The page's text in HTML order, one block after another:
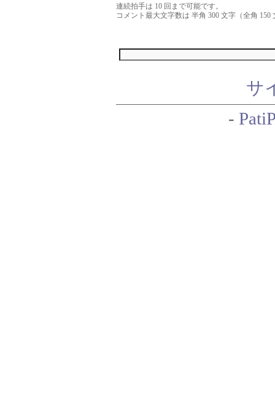
連続拍手は 10 回まで可能です。
コメント最大文字数は 半角 300 文字（全角
サ
-